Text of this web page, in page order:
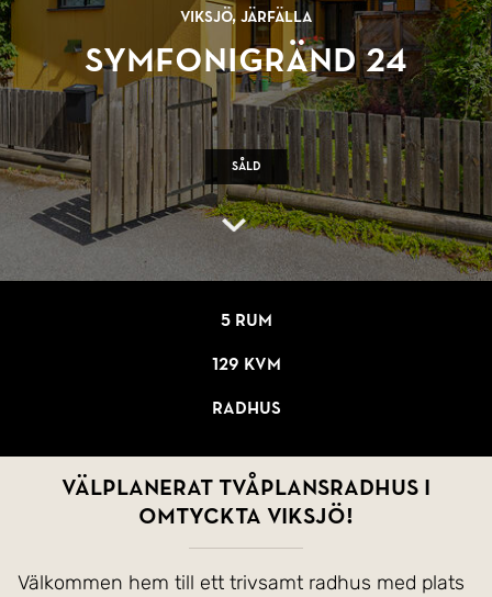
Viksjö, Järfälla
Symfonigränd 24
Såld
5 rum
129 kvm
Radhus
Välplanerat tvåplansradhus i
omtyckta Viksjö!
Välkommen hem till ett trivsamt radhus med plats